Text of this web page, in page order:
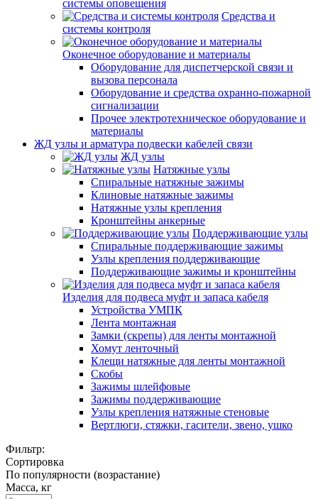
системы оповещения
Средства и
системы контроля
Оконечное оборудование и материалы
Оборудование для диспетчерской связи и
вызова персонала
Оборудование и средства охранно-пожарной
сигнализации
Прочее электротехническое оборудование и
материалы
ЖД узлы и арматура подвески кабелей связи
ЖД узлы
Натяжные узлы
Спиральные натяжные зажимы
Клиновые натяжные зажимы
Натяжные узлы крепления
Кронштейны анкерные
Поддерживающие узлы
Спиральные поддерживающие зажимы
Узлы крепления поддерживающие
Поддерживающие зажимы и кронштейны
Изделия для подвеса муфт и запаса кабеля
Устройства УМПК
Лента монтажная
Замки (скрепы) для ленты монтажной
Хомут ленточный
Клещи натяжные для ленты монтажной
Скобы
Зажимы шлейфовые
Зажимы поддерживающие
Узлы крепления натяжные стеновые
Вертлюги, стяжки, гасители, звено, ушко
Фильтр:
Сортировка
По популярности (возрастание)
Масса, кг